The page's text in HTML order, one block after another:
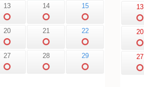
13 14 15
20 21 22
27 28 29
13
20
27